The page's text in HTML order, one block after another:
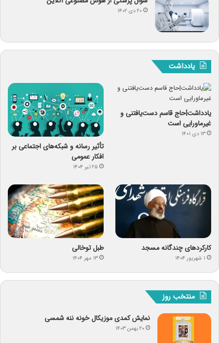
۲۰ دی ۱۴۰۲
یادداشت
یادداشت|حاج قاسم دست‌یافتنی و
غیرماورایی است
۱۳ دی ۱۴۰۱
تأثیر رسانه و شبکه‌های اجتماعی بر
افکار عمومی
۲۵ تیر ۱۴۰۴
کارکردهای چندگانه مسجد
۱ شهریور ۱۴۰۴
طبل توخالی
۱۳ مهر ۱۴۰۴
منتخب روز
نمایش کمدی موزیکال خونه ننه شمسی
۲۰ بهمن ۱۴۰۳